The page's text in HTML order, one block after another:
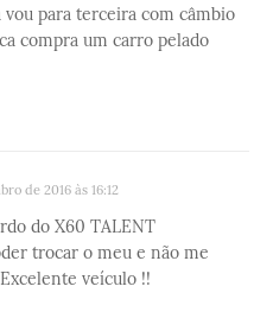
para terceira com câmbio
compra um carro pelado
de 2016 às 16:12
do X60 TALENT
trocar o meu e não me
veículo !!